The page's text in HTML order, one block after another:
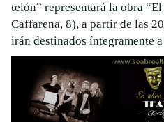
telón” representará la obra
Caffarena, 8), a partir de las
irán destinados íntegramente